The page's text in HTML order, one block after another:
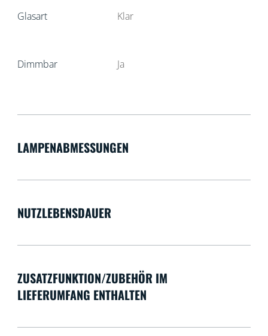
Glasart Klar
Dimmbar Ja
LAMPENABMESSUNGEN
NUTZLEBENSDAUER
ZUSATZFUNKTION/ZUBEHÖR IM
LIEFERUMFANG ENTHALTEN